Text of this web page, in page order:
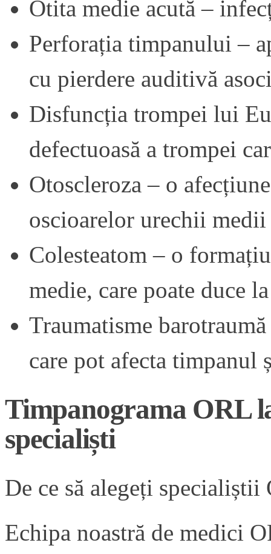
Otita medie acută –
Perforația timpanului –
cu pierdere auditivă
Disfuncția trompei lui
defectuoasă a trompei
Otoscleroza – o
oscioarelor urechii medii
Colesteatom – o
medie, care poate duce
Traumatisme
care pot afecta timpanul
Timpanograma ORL
specialiști
De ce să alegeți
Echipa noastră de medici